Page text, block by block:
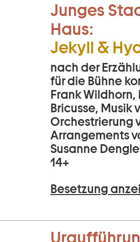
Junges
Haus:
Jekyll &
nach der
für die Bühne
Frank Wildhorn,
Bricusse, Musik
Orchestrierung
Arrangements
Susanne
14+
Besetzung